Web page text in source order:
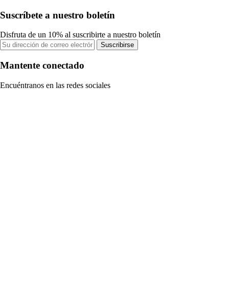
Suscríbete a nuestro boletín
Disfruta de un 10% al suscribirte a nuestro boletín
Suscribirse
Mantente conectado
Encuéntranos en las redes sociales